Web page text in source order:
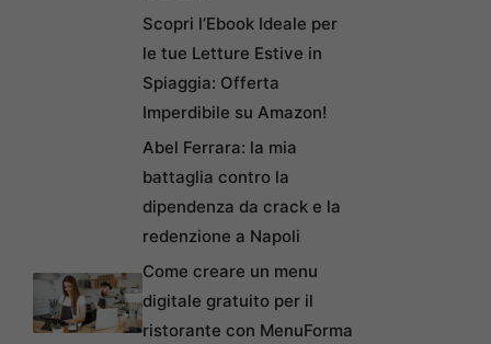
Scopri l’Ebook Ideale per
le tue Letture Estive in
Spiaggia: Offerta
Imperdibile su Amazon!
Abel Ferrara: la mia
battaglia contro la
dipendenza da crack e la
redenzione a Napoli
Come creare un menu
digitale gratuito per il
ristorante con MenuForma